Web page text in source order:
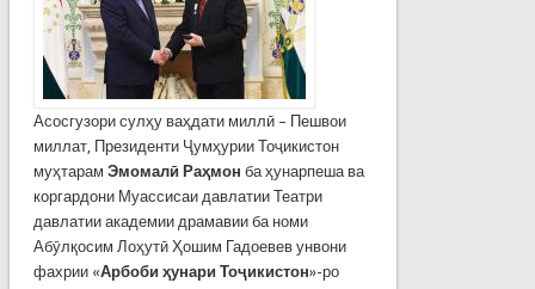
Асосгузори сулҳу ваҳдати миллӣ – Пешвои
миллат, Президенти Ҷумҳурии Тоҷикистон
муҳтарам Эмомалӣ Раҳмон ба ҳунарпеша ва
коргардони Муассисаи давлатии Театри
давлатии академии драмавии ба номи
Абӯлқосим Лоҳутӣ Ҳошим Гадоевев унвони
фахрии «Арбоби ҳунари Тоҷикистон»-ро